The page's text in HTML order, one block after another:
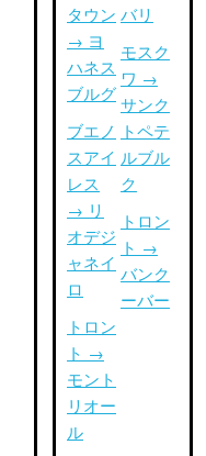
タウン
→ ヨ
ハネス
ブルグ
ブエノ
スアイ
レス
→ リ
オデジ
ャネイ
ロ
トロン
ト →
モント
リオー
ル
バリ
モスク
ワ →
サンク
トペテ
ルブル
ク
トロン
ト →
バンク
ーバー